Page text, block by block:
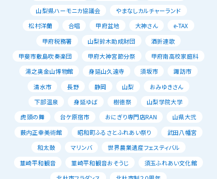
山梨県ハーモニカ協議会
やまなしカルチャーランド
松村洋蘭
合唱 甲府盆地 大神さん
e-TAX
甲府税務署
山梨鈴木助成財団
酒折連歌
甲斐市敷島吹奏楽団
甲府大神宮節分祭
甲府南高校家庭科
湯之奥金山博物館
身延山久遠寺 須坂市
諏訪市
清水市
長野 静岡 山梨
おみゆきさん
下部温泉
身延ゆば 樹徳祭
山梨学院大学
虎頭の舞
台ケ原宿市 おにぎり専門店RAN
山県大弐
薮内正幸美術館
昭和町ふるさとふれあい祭り
武田八幡宮
和太鼓
マリンバ
世界農業遺産フェスティバル
韮崎平和観音
韮崎平和観音おそうじ
須玉ふれあい文化館